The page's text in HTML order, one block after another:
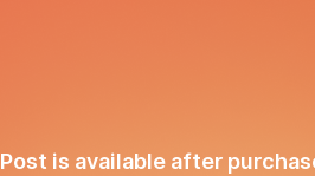
Post is available after